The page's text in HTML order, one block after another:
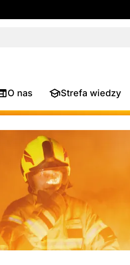
O nas Strefa wiedzy